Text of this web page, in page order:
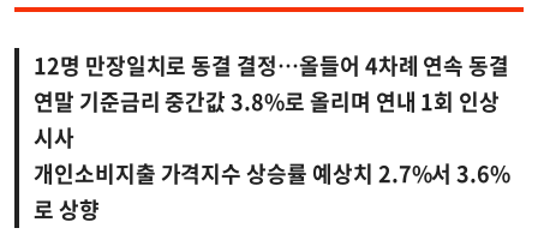
12명 만장일치로 동결 결정…올들어 4차례 연속 동결
연말 기준금리 중간값 3.8%로 올리며 연내 1회 인상
시사
개인소비지출 가격지수 상승률 예상치 2.7%서 3.6%
로 상향